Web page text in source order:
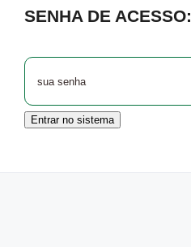
SENHA DE ACESSO:
Entrar no sistema